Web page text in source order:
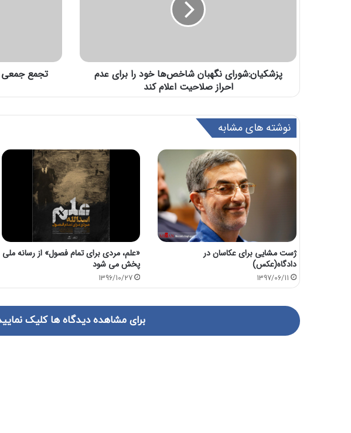
پزشکیان:شورای نگهبان شاخص‌ها خود را برای عدم
احراز صلاحیت اعلام کند
تجمع جمعی
نوشته های مشابه
ژست مشایی برای عکاسان در
دادگاه(عكس)
1397/06/11
«علم، مردی برای تمام فصول» از رسانه ملی
پخش می شود
1396/10/27
برای مشاهده دیدگاه ها کلیک